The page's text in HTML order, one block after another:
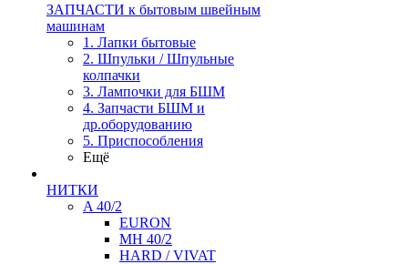
ЗАПЧАСТИ к бытовым швейным
машинам
1. Лапки бытовые
2. Шпульки / Шпульные
колпачки
3. Лампочки для БШМ
4. Запчасти БШМ и
др.оборудованию
5. Приспособления
Ещё
НИТКИ
A 40/2
EURON
MH 40/2
HARD / VIVAT